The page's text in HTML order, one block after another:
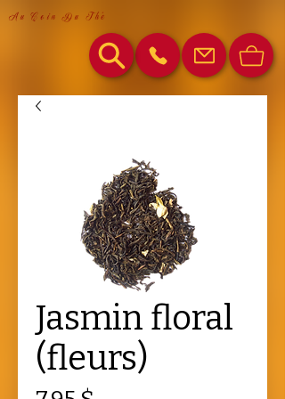
Au Coin Du Thé
Jasmin floral
(fleurs)